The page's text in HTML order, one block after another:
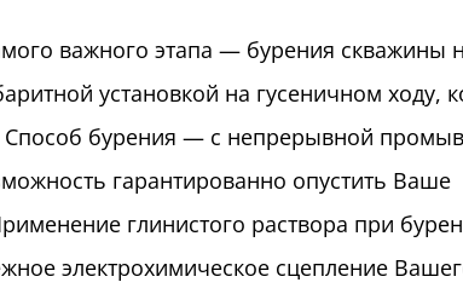
важного этапа — бурения скважины
установкой на гусеничном ходу,
Способ бурения — с непрерывной
гарантированно опустить Ваше
глинистого раствора при
электрохимическое сцепление